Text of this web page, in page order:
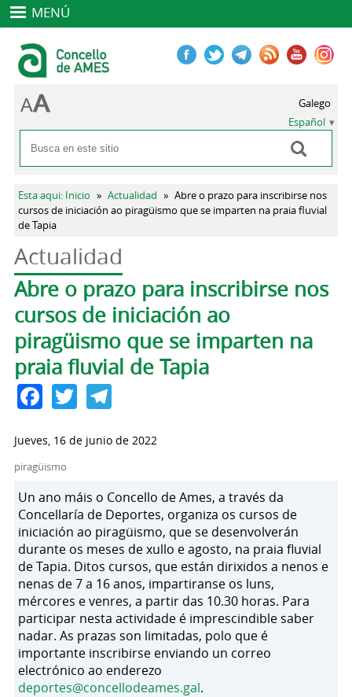
MENÚ
Formulario de búsqueda
Buscar
Galego
Español
Se encuentra usted aquí
Esta aqui: Inicio » Actualidad » Abre o prazo para inscribirse nos
cursos de iniciación ao piragüismo que se imparten na praia fluvial
de Tapia
Actualidad
Solapas principales
Abre o prazo para inscribirse nos
cursos de iniciación ao
piragüismo que se imparten na
praia fluvial de Tapia
Facebook
TwitterTelegram
Jueves, 16 de junio de 2022
piragüismo
Un ano máis o Concello de Ames, a través da
Concellaría de Deportes, organiza os cursos de
iniciación ao piragüismo, que se desenvolverán
durante os meses de xullo e agosto, na praia fluvial
de Tapia. Ditos cursos, que están dirixidos a nenos e
nenas de 7 a 16 anos, impartiranse os luns,
mércores e venres, a partir das 10.30 horas. Para
participar nesta actividade é imprescindible saber
nadar. As prazas son limitadas, polo que é
importante inscribirse enviando un correo
electrónico ao enderezo
deportes@concellodeames.gal.